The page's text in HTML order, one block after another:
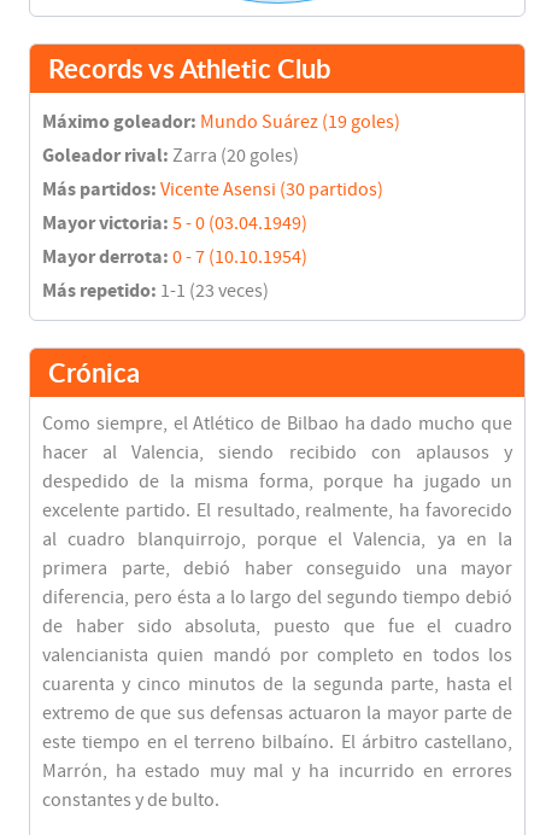
Records vs Athletic Club
Máximo goleador: Mundo Suárez (19 goles)
Goleador rival: Zarra (20 goles)
Más partidos: Vicente Asensi (30 partidos)
Mayor victoria: 5 - 0 (03.04.1949)
Mayor derrota: 0 - 7 (10.10.1954)
Más repetido: 1-1 (23 veces)
Crónica
Como siempre, el Atlético de Bilbao ha dado mucho que
hacer al Valencia, siendo recibido con aplausos y
despedido de la misma forma, porque ha jugado un
excelente partido. El resultado, realmente, ha favorecido
al cuadro blanquirrojo, porque el Valencia, ya en la
primera parte, debió haber conseguido una mayor
diferencia, pero ésta a lo largo del segundo tiempo debió
de haber sido absoluta, puesto que fue el cuadro
valencianista quien mandó por completo en todos los
cuarenta y cinco minutos de la segunda parte, hasta el
extremo de que sus defensas actuaron la mayor parte de
este tiempo en el terreno bilbaíno. El árbitro castellano,
Marrón, ha estado muy mal y ha incurrido en errores
constantes y de bulto.